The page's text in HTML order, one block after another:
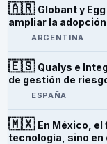
🇦🇷 Globant y
ampliar la
ARGENTINA
🇪🇸 Qualys e
de gestión de
ESPAÑA
🇲🇽 En México,
tecnología, sino